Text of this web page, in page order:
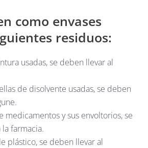
como envases
residuos:
usadas, se deben llevar al
de disolvente usadas, se deben
medicamentos y sus envoltorios, se
farmacia.
plástico, se deben llevar al